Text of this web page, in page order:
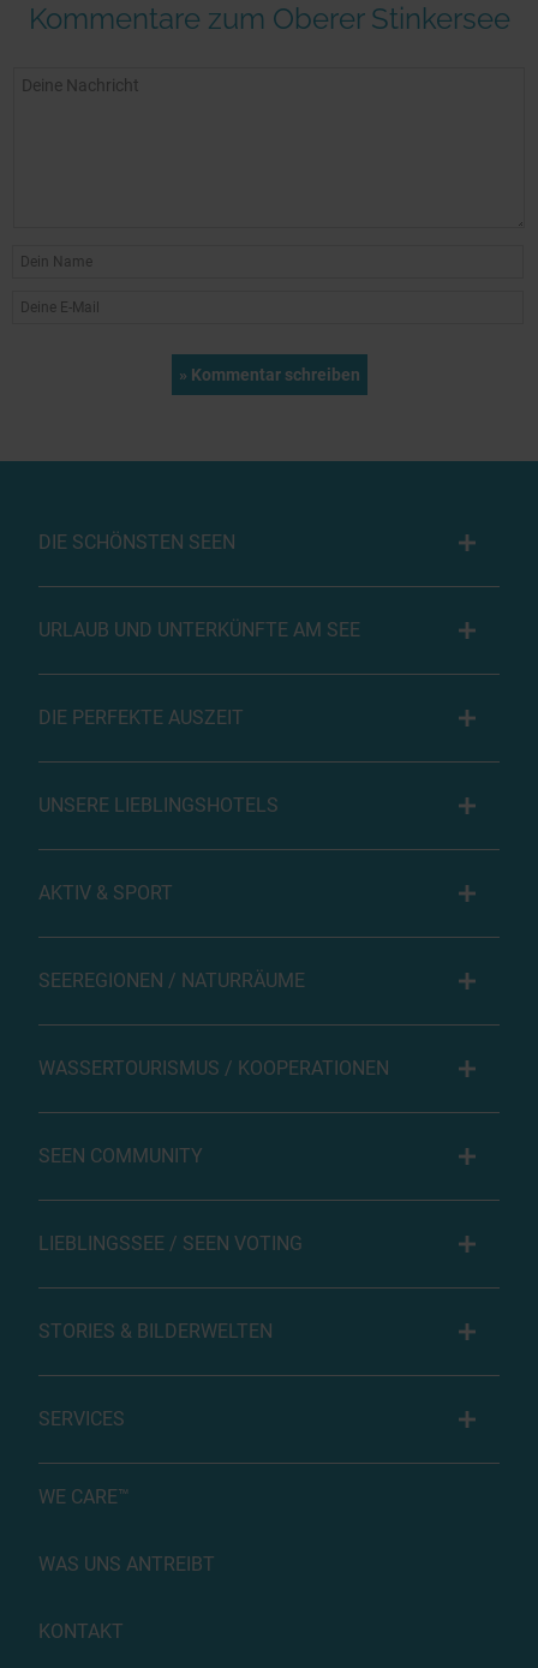
Kommentare zum Oberer Stinkersee
DIE SCHÖNSTEN SEEN
URLAUB UND UNTERKÜNFTE AM SEE
DIE PERFEKTE AUSZEIT
UNSERE LIEBLINGSHOTELS
AKTIV & SPORT
SEEREGIONEN / NATURRÄUME
WASSERTOURISMUS / KOOPERATIONEN
SEEN COMMUNITY
LIEBLINGSSEE / SEEN VOTING
STORIES & BILDERWELTEN
SERVICES
WE CARE™
WAS UNS ANTREIBT
KONTAKT